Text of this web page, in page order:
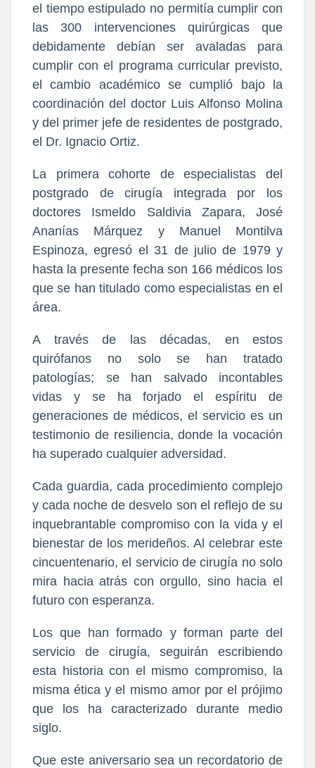
el tiempo estipulado no permitía cumplir con
las 300 intervenciones quirúrgicas que
debidamente debían ser avaladas para
cumplir con el programa curricular previsto,
el cambio académico se cumplió bajo la
coordinación del doctor Luis Alfonso Molina
y del primer jefe de residentes de postgrado,
el Dr. Ignacio Ortiz.
La primera cohorte de especialistas del
postgrado de cirugía integrada por los
doctores Ismeldo Saldivia Zapara, José
Ananías Márquez y Manuel Montilva
Espinoza, egresó el 31 de julio de 1979 y
hasta la presente fecha son 166 médicos los
que se han titulado como especialistas en el
área.
A través de las décadas, en estos
quirófanos no solo se han tratado
patologías; se han salvado incontables
vidas y se ha forjado el espíritu de
generaciones de médicos, el servicio es un
testimonio de resiliencia, donde la vocación
ha superado cualquier adversidad.
Cada guardia, cada procedimiento complejo
y cada noche de desvelo son el reflejo de su
inquebrantable compromiso con la vida y el
bienestar de los merideños. Al celebrar este
cincuentenario, el servicio de cirugía no solo
mira hacia atrás con orgullo, sino hacia el
futuro con esperanza.
Los que han formado y forman parte del
servicio de cirugía, seguirán escribiendo
esta historia con el mismo compromiso, la
misma ética y el mismo amor por el prójimo
que los ha caracterizado durante medio
siglo.
Que este aniversario sea un recordatorio de